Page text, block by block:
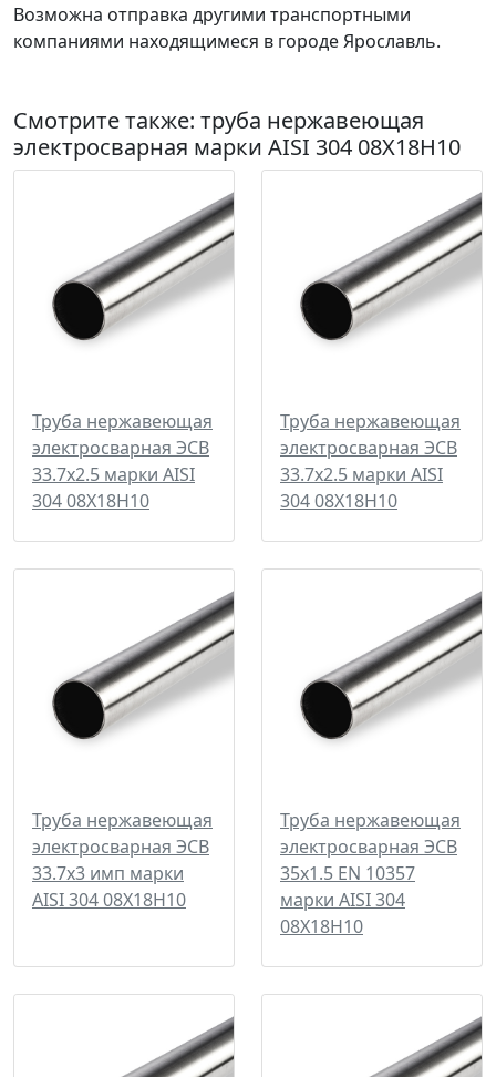
Возможна отправка другими транспортными
компаниями находящимеся в городе Ярославль.
Смотрите также: труба нержавеющая
электросварная марки AISI 304 08Х18Н10
Труба нержавеющая
электросварная ЭСВ
33.7х2.5 марки AISI
304 08Х18Н10
Труба нержавеющая
электросварная ЭСВ
33.7х2.5 марки AISI
304 08Х18Н10
Труба нержавеющая
электросварная ЭСВ
33.7х3 имп марки
AISI 304 08Х18Н10
Труба нержавеющая
электросварная ЭСВ
35х1.5 EN 10357
марки AISI 304
08Х18Н10